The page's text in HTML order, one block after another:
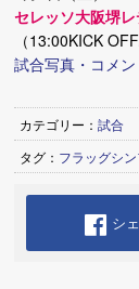
セレッソ大阪堺
（13:00KICK
試合写真・コメ
カテゴリー：試合
タグ： フラッグシ
シ